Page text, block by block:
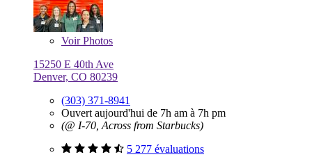
VoirPhotos
15250 E 40th Ave
Denver, CO 80239
(303) 371-8941
Ouvert aujourd'hui de 7h am à 7h pm
(@ I-70, Across from Starbucks)
5 277 évaluations